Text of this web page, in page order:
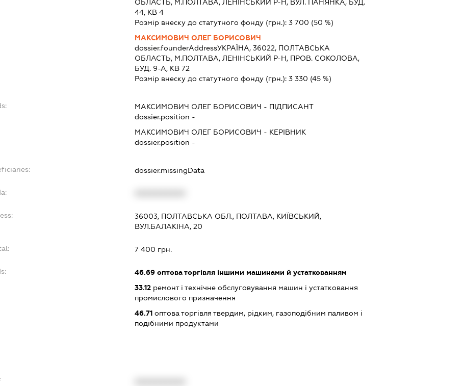
ОБЛАСТЬ, М.ПОЛТАВА, ЛЕНІНСЬКИЙ Р-Н, ВУЛ. ПАНЯНКА, БУД.
44, КВ 4
Розмір внеску до статутного фонду (грн.): 3 700 (50 %)
МАКСИМОВИЧ ОЛЕГ БОРИСОВИЧ
dossier.founderAddressУКРАЇНА, 36022, ПОЛТАВСЬКА
ОБЛАСТЬ, М.ПОЛТАВА, ЛЕНІНСЬКИЙ Р-Н, ПРОВ. СОКОЛОВА,
БУД. 9-А, КВ 72
Розмір внеску до статутного фонду (грн.): 3 330 (45 %)
МАКСИМОВИЧ ОЛЕГ БОРИСОВИЧ - ПІДПИСАНТ
dossier.position -
МАКСИМОВИЧ ОЛЕГ БОРИСОВИЧ - КЕРІВНИК
dossier.position -
dossier.missingData
36003, ПОЛТАВСЬКА ОБЛ., ПОЛТАВА, КИЇВСЬКИЙ,
ВУЛ.БАЛАКІНА, 20
7 400 грн.
46.69оптова торгівля іншими машинами й устаткованням
33.12ремонт і технічне обслуговування машин і устатковання
промислового призначення
46.71оптова торгівля твердим, рідким, газоподібним паливом і
подібними продуктами